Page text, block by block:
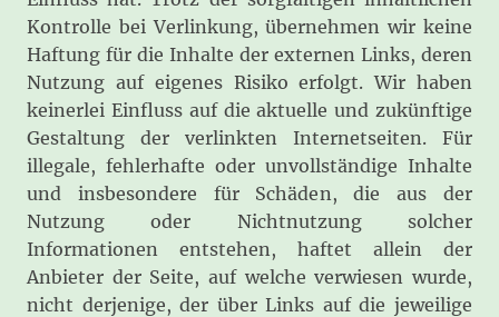
Kontrolle bei Verlinkung, übernehmen wir keine
Haftung für die Inhalte der externen Links, deren
Nutzung auf eigenes Risiko erfolgt. Wir haben
keinerlei Einfluss auf die aktuelle und zukünftige
Gestaltung der verlinkten Internetseiten. Für
illegale, fehlerhafte oder unvollständige Inhalte
und insbesondere für Schäden, die aus der
Nutzung oder Nichtnutzung solcher
Informationen entstehen, haftet allein der
Anbieter der Seite, auf welche verwiesen wurde,
nicht derjenige, der über Links auf die jeweilige